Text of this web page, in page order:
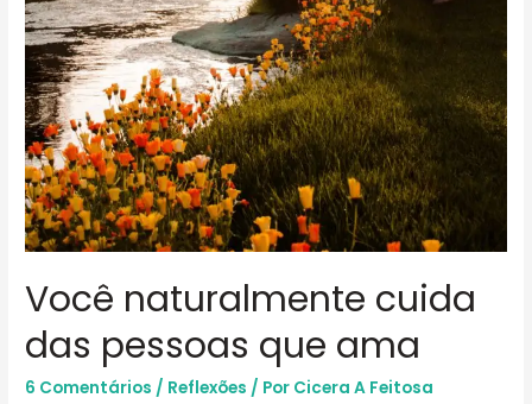
Você naturalmente cuida
das pessoas que ama
6 Comentários / Reflexões / Por Cicera A Feitosa